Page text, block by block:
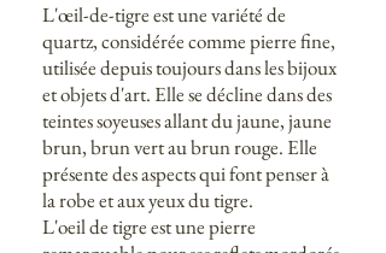
L'œil-de-tigre est une variété de
quartz, considérée comme pierre fine,
utilisée depuis toujours dans les bijoux
et objets d'art. Elle se décline dans des
teintes soyeuses allant du jaune, jaune
brun, brun vert au brun rouge. Elle
présente des aspects qui font penser à
la robe et aux yeux du tigre.
L'oeil de tigre est une pierre